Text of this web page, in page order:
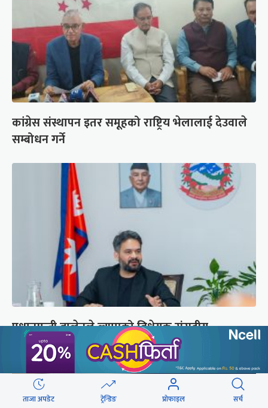
कांग्रेस संस्थापन इतर समूहको राष्ट्रिय भेलालाई देउवाले
सम्बोधन गर्ने
प्रधानमन्त्री बालेनले ल्याएको विधेयक संसदीय
समितिबाट जस्ताको तस्तै सदर
ताजा अपडेट ट्रेन्डिङ प्रोफाइल सर्च